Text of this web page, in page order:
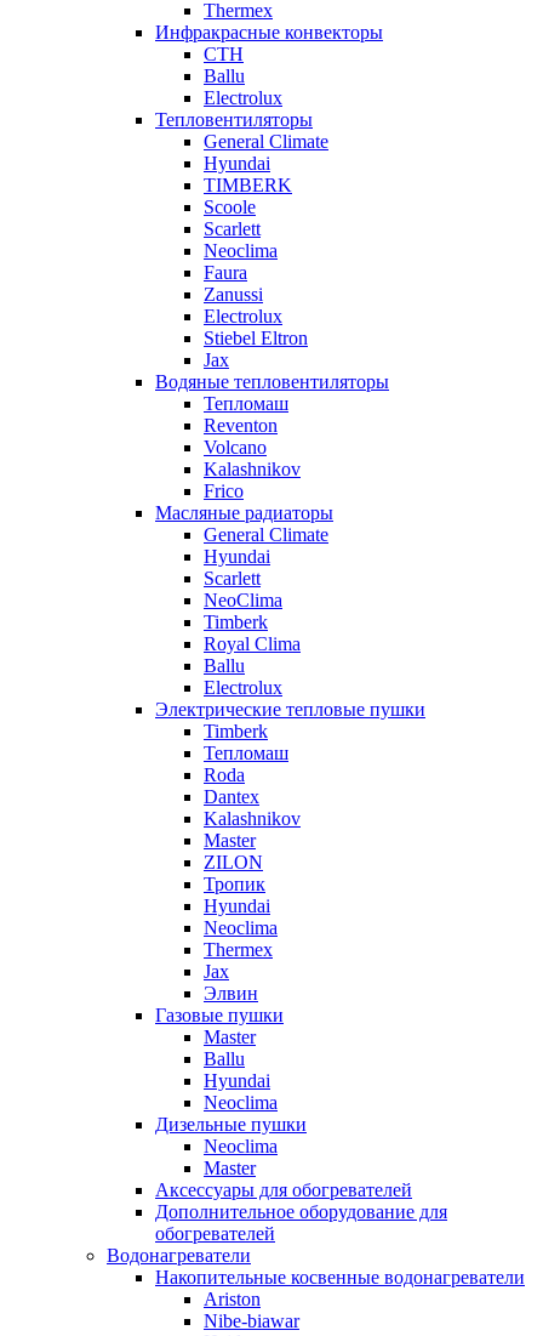
Thermex
Инфракрасные конвекторы
CTH
Ballu
Electrolux
Тепловентиляторы
General Climate
Hyundai
TIMBERK
Scoole
Scarlett
Neoclima
Faura
Zanussi
Electrolux
Stiebel Eltron
Jax
Водяные тепловентиляторы
Тепломаш
Reventon
Volcano
Kalashnikov
Frico
Масляные радиаторы
General Climate
Hyundai
Scarlett
NeoClima
Timberk
Royal Clima
Ballu
Electrolux
Электрические тепловые пушки
Timberk
Тепломаш
Roda
Dantex
Kalashnikov
Master
ZILON
Тропик
Hyundai
Neoclima
Thermex
Jax
Элвин
Газовые пушки
Master
Ballu
Hyundai
Neoclima
Дизельные пушки
Neoclima
Master
Аксессуары для обогревателей
Дополнительное оборудование для
обогревателей
Водонагреватели
Накопительные косвенные водонагреватели
Ariston
Nibe-biawar